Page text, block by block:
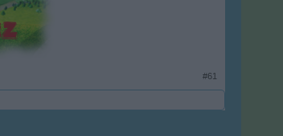
#61